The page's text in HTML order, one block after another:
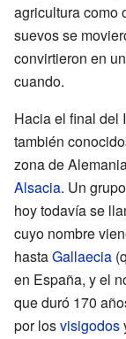
agricultura como
suevos se
convirtieron en
cuando.
Hacia el final del
también
zona de
Alsacia. Un
hoy todavía se
cuyo nombre
hastaGallaecia
en España, y el
que duró 170
por losvisigodos